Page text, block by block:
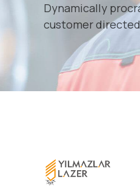
Dynamically
customer